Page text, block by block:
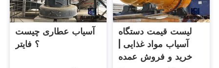
آسیاب عطاری چیست
؟ فایتر
لیست قیمت دستگاه
آسیاب مواد غذایی |
خرید و فروش عمده